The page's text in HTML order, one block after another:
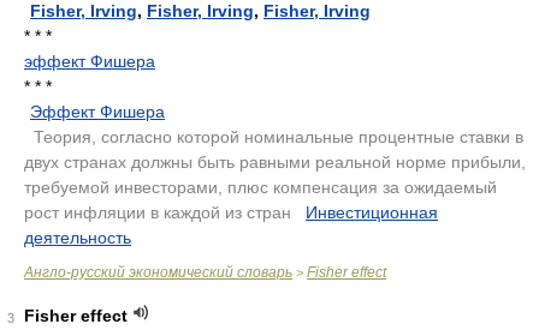
Fisher, Irving, Fisher, Irving, Fisher, Irving
* * *
эффект Фишера
* * *
Эффект Фишера
Теория, согласно которой номинальные процентные ставки в
двух странах должны быть равными реальной норме прибыли,
требуемой инвесторами, плюс компенсация за ожидаемый
рост инфляции в каждой из стран
Инвестиционная
деятельность
Англо-русский экономический словарь > Fisher effect
3
Fisher effect